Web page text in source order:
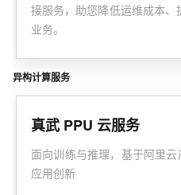
接服务，助您降低运维成本
业务。
异构计算服务
真武 PPU 云服务
面向训练与推理，基于阿里
应用创新